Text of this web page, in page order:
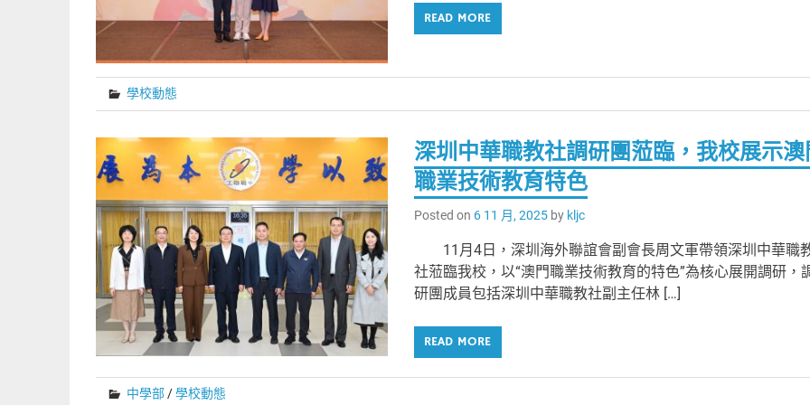
READ MORE
學校動態
深圳中華職教社調研團蒞臨，我校展示澳
職業技術教育特色
Posted on 6 11 月, 2025 by kljc
11月4日，深圳海外聯誼會副會長周文軍帶領深圳中華職
社蒞臨我校，以“澳門職業技術教育的特色”為核心展開調研，
研團成員包括深圳中華職教社副主任林 […]
READ MORE
中學部/學校動態